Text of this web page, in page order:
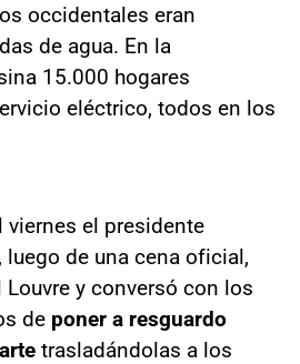
occidentales eran
de agua. En la
15.000 hogares
eléctrico, todos en los
viernes el presidente
de una cena oficial,
y conversó con los
de poner a resguardo
trasladándolas a los